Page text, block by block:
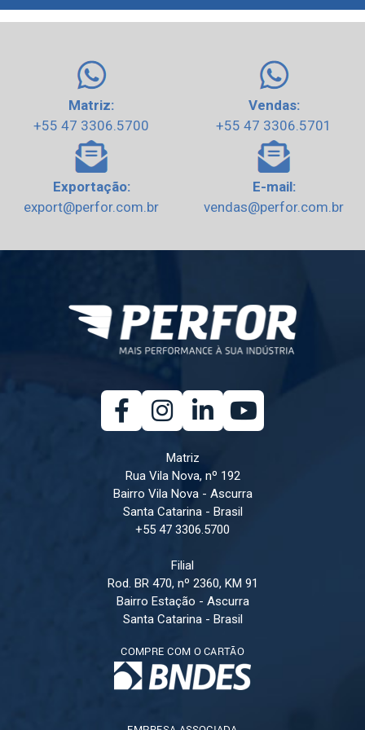
Matriz:
+55 47 3306.5700
Vendas:
+55 47 3306.5701
Exportação:
export@perfor.com.br
E-mail:
vendas@perfor.com.br
Matriz
Rua Vila Nova, nº 192
Bairro Vila Nova - Ascurra
Santa Catarina - Brasil
+55 47 3306.5700
Filial
Rod. BR 470, nº 2360, KM 91
Bairro Estação - Ascurra
Santa Catarina - Brasil